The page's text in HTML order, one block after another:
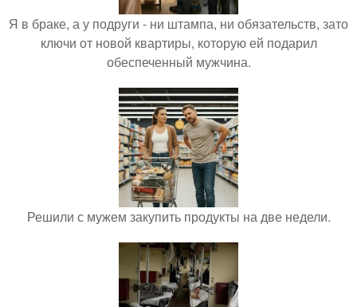
Я в браке, а у подруги - ни штампа, ни обязательств, зато
ключи от новой квартиры, которую ей подарил
обеспеченный мужчина.
Решили с мужем закупить продукты на две недели.